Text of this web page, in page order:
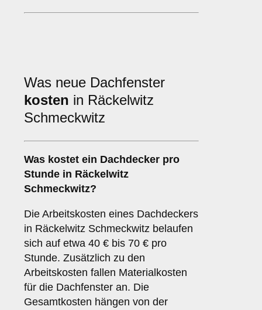
Was neue Dachfenster
kosten in Räckelwitz
Schmeckwitz
Was kostet ein Dachdecker pro
Stunde in Räckelwitz
Schmeckwitz?
Die Arbeitskosten eines Dachdeckers
in Räckelwitz Schmeckwitz belaufen
sich auf etwa 40 € bis 70 € pro
Stunde. Zusätzlich zu den
Arbeitskosten fallen Materialkosten
für die Dachfenster an. Die
Gesamtkosten hängen von der